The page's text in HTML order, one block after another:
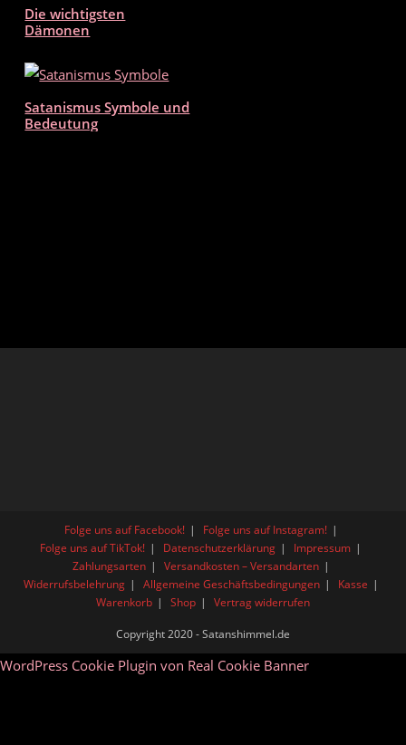
Die wichtigsten
Dämonen
Satanismus Symbole und
Bedeutung
Folge uns auf Facebook!
Folge uns auf Instagram!
Folge uns auf TikTok!
Datenschutzerklärung
Impressum
Zahlungsarten
Versandkosten – Versandarten
Widerrufsbelehrung
Allgemeine Geschäftsbedingungen
Kasse
Warenkorb
Shop Vertrag widerrufen
Copyright 2020 - Satanshimmel.de
WordPress Cookie Plugin von Real Cookie Banner